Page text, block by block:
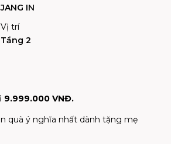
JANG IN
Vị trí
Tầng 2
9.999.000 VNĐ.
quà ý nghĩa nhất dành tặng mẹ